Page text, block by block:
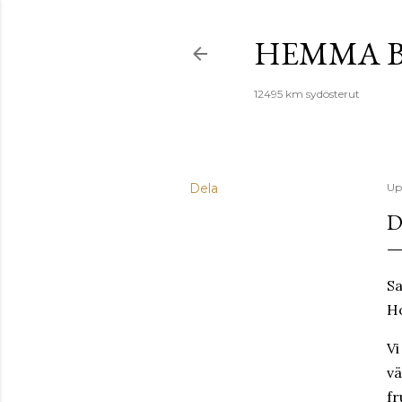
HEMMA
12495 km sydösterut
Dela